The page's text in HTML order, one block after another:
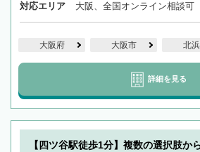
対応エリア 大阪、全国オンライン相談可
大阪府 大阪市 北
詳細を見る
【四ツ谷駅徒歩1分】複数の選択肢か